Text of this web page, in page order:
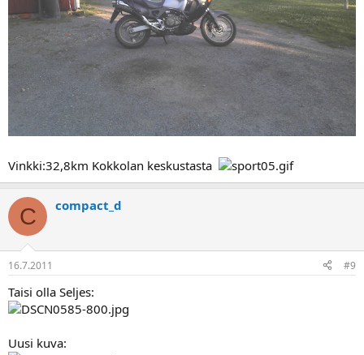
Vinkki:32,8km Kokkolan keskustasta
C compact_d
16.7.2011 #9
Taisi olla Seljes:
Uusi kuva: